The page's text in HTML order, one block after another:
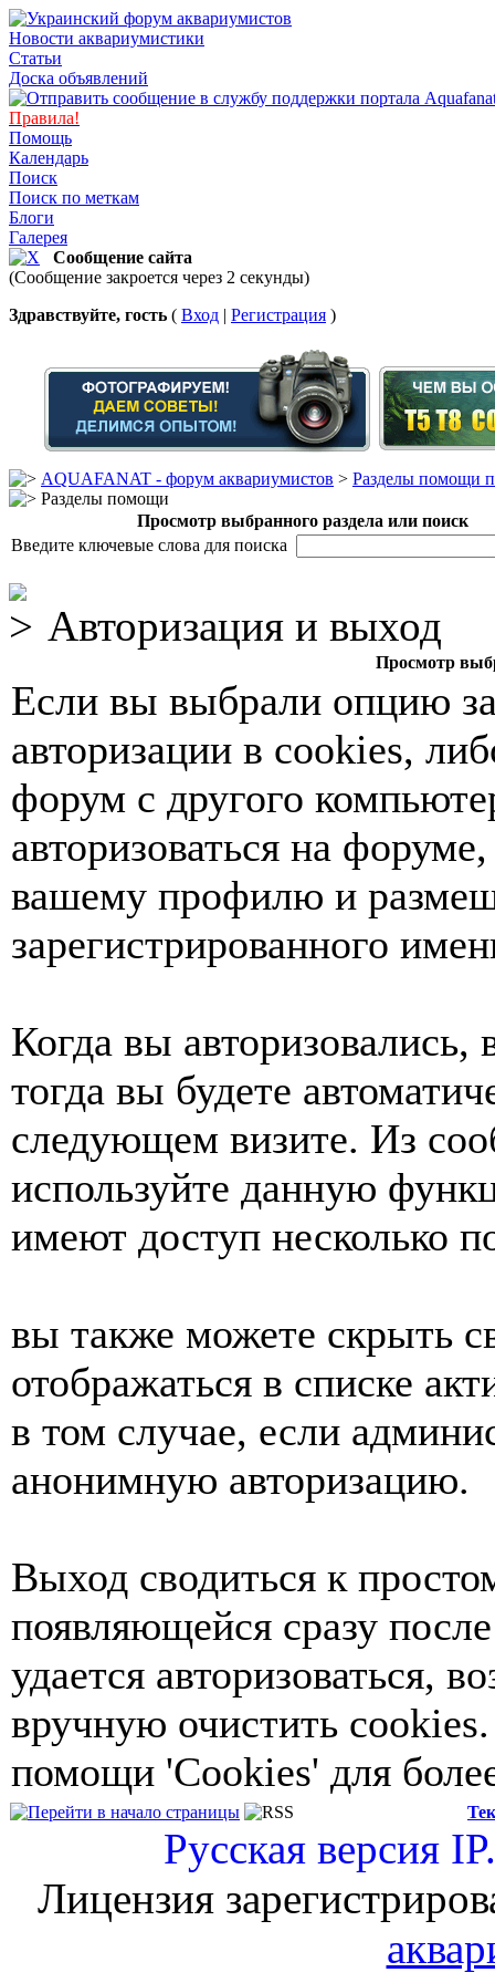
Новости аквариумистики
Статьи
Доска объявлений
Правила!
Помощь
Календарь
Поиск
Поиск по меткам
Блоги
Галерея
Сообщение сайта
(Сообщение закроется через 2 секунды)
Здравствуйте, гость ( Вход | Регистрация )
AQUAFANAT - форум аквариумистов > Разделы помощи
Разделы помощи
Просмотр выбранного раздела или поиск
Введите ключевые слова для поиска
Авторизация и выход
Просмотр
Если вы выбрали опцию
авторизации в cookies,
форум с другого
авторизоваться на
вашему профилю и
зарегистрированного
Когда вы
тогда вы будете
следующем визите. Из
используйте данную
имеют доступ несколько
вы также можете скрыть
отображаться в списке
в том случае, если
анонимную авторизацию.
Выход сводиться к
появляющейся сразу
удается авторизоваться,
вручную очистить
помощи 'Cookies' для
Русская версия
Лицензия